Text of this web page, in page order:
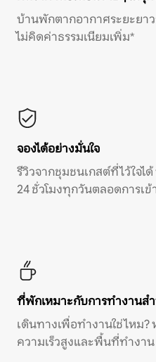
บ้านพักตากอากาศระยะยา
ไม่คิดค่าธรรมเนียมเพิ่ม*
จองได้อย่างมั่นใจ
รีวิวจากชุมชนเกสต์ที่ไว้ใจ
24 ชั่วโมงทุกวันตลอดการเ
ที่พักเหมาะกับการทำงานส
เดินทางเพื่อทำงานใช่ไหม
ความเร็วสูงและพื้นที่ทำงาน